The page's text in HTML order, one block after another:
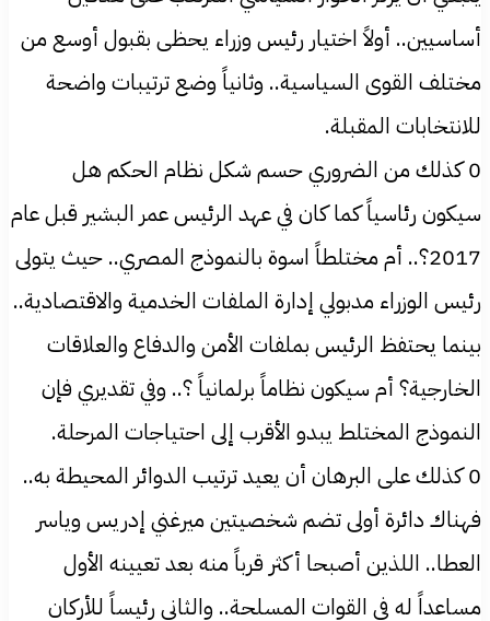
أساسيين.. أولاً اختيار رئيس وزراء يحظى بقبول أوسع من
مختلف القوى السياسية.. وثانياً وضع ترتيبات واضحة
للانتخابات المقبلة.
0 كذلك من الضروري حسم شكل نظام الحكم هل
سيكون رئاسياً كما كان في عهد الرئيس عمر البشير قبل عام
2017؟.. أم مختلطاً اسوة بالنموذج المصري.. حيث يتولى
رئيس الوزراء مدبولي إدارة الملفات الخدمية والاقتصادية..
بينما يحتفظ الرئيس بملفات الأمن والدفاع والعلاقات
الخارجية؟ أم سيكون نظاماً برلمانياً ؟.. وفي تقديري فإن
النموذج المختلط يبدو الأقرب إلى احتياجات المرحلة.
0 كذلك على البرهان أن يعيد ترتيب الدوائر المحيطة به..
فهناك دائرة أولى تضم شخصيتين ميرغني إدريس وياسر
العطا.. اللذين أصبحا أكثر قرباً منه بعد تعيينه الأول
مساعداً له في القوات المسلحة.. والثاني رئيساً للأركان